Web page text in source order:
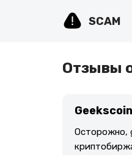
содержимому
SCAM
Отзывы
Geekscoin
Осторожно,